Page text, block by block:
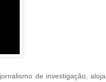
de investigação, aloja